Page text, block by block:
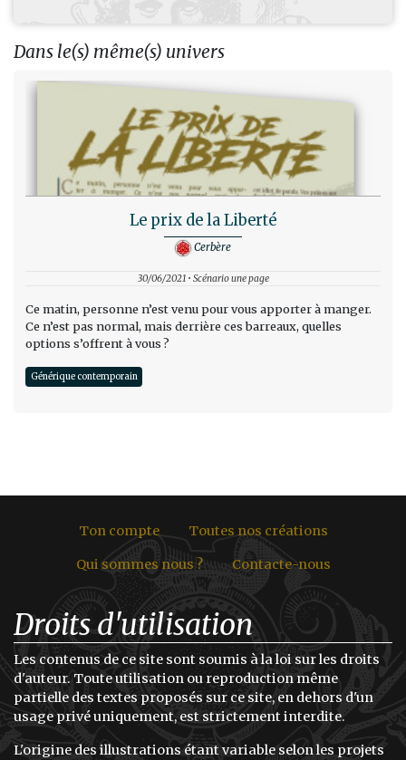
Dans le(s) même(s) univers
Le prix de la Liberté
Cerbère
30/06/2021 • Scénario une page
Ce matin, personne n’est venu pour vous apporter à manger.
Ce n’est pas normal, mais derrière ces barreaux, quelles
options s’offrent à vous ?
Générique contemporain
Ton compte Toutes nos créations
Qui sommes nous ? Contacte-nous
Droits d'utilisation
Les contenus de ce site sont soumis à la loi sur les droits
d'auteur. Toute utilisation ou reproduction même
partielle des textes proposés sur ce site, en dehors d'un
usage privé uniquement, est strictement interdite.
L'origine des illustrations étant variable selon les projets